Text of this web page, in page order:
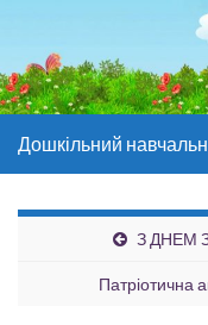
Дошкільний
З ДНЕМ
Патріотична